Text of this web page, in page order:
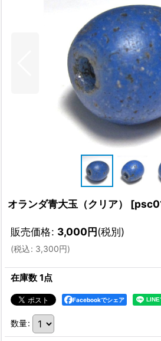
オランダ青大玉（クリア） [
販売価格: 3,000円(税別)
(税込: 3,300円)
在庫数 1点
Facebookでシェア
数量: